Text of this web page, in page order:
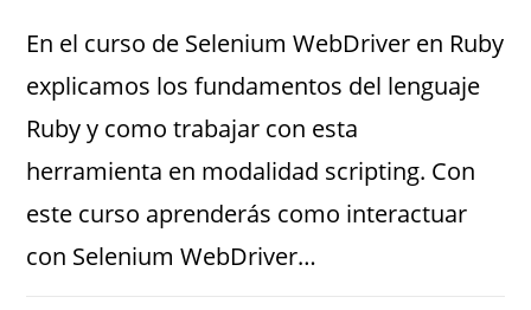
En el curso de Selenium WebDriver en Ruby
explicamos los fundamentos del lenguaje
Ruby y como trabajar con esta
herramienta en modalidad scripting. Con
este curso aprenderás como interactuar
con Selenium WebDriver…